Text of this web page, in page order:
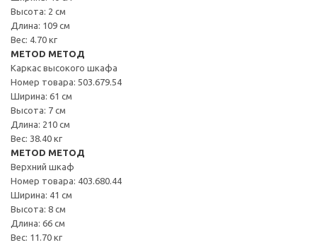
Высота: 2 см
Длина: 109 см
Вес: 4.70 кг
METOD МЕТОД
Каркас высокого шкафа
Номер товара: 503.679.54
Ширина: 61 см
Высота: 7 см
Длина: 210 см
Вес: 38.40 кг
METOD МЕТОД
Верхний шкаф
Номер товара: 403.680.44
Ширина: 41 см
Высота: 8 см
Длина: 66 см
Вес: 11.70 кг